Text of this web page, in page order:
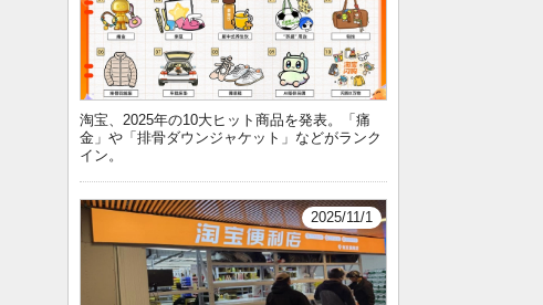
淘宝、2025年の10大ヒット商品を発表。「痛
金」や「排骨ダウンジャケット」などがランク
イン。
2025/11/1